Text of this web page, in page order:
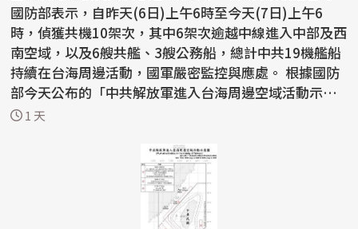
國防部表示，自昨天(6日)上午6時至今天(7日)上午6
時，偵獲共機10架次，其中6架次逾越中線進入中部及西
南空域，以及6艘共艦、3艘公務船，總計中共19機艦船
持續在台海周邊活動，國軍嚴密監控與應處。 根據國防
部今天公布的「中共解放軍進入台海周邊空域活動示意
圖」，...
1 天